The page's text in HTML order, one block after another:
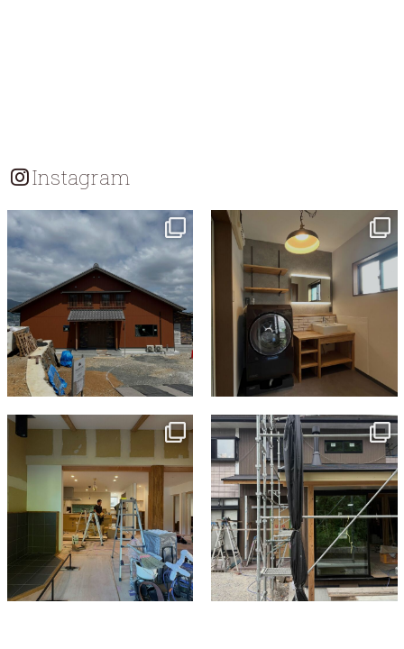
Instagram
tomohouseinc
tomohouseinc
7月 13
tomohouseinc
tomohouseinc
6月 3